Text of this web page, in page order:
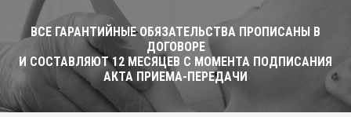
ВСЕ ГАРАНТИЙНЫЕ ОБЯЗАТЕЛЬСТВА ПРОПИСАНЫ В
ДОГОВОРЕ
И СОСТАВЛЯЮТ 12 МЕСЯЦЕВ С МОМЕНТА ПОДПИСАНИЯ
АКТА ПРИЕМА-ПЕРЕДАЧИ